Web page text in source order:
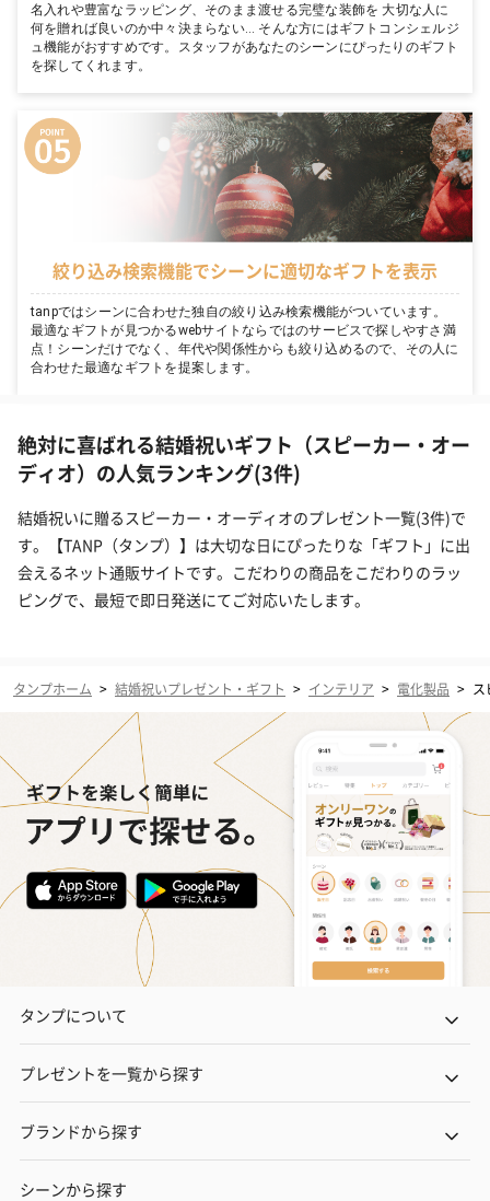
名入れや豊富なラッピング、そのまま渡せる完璧な装飾を 大切な人に
何を贈れば良いのか中々決まらない… そんな方にはギフトコンシェルジ
ュ機能がおすすめです。スタッフがあなたのシーンにぴったりのギフト
を探してくれます。
絞り込み検索機能でシーンに適切なギフトを表示
tanpではシーンに合わせた独自の絞り込み検索機能がついています。
最適なギフトが見つかるwebサイトならではのサービスで探しやすさ満
点！シーンだけでなく、年代や関係性からも絞り込めるので、その人に
合わせた最適なギフトを提案します。
絶対に喜ばれる結婚祝いギフト（スピーカー・オー
ディオ）の人気ランキング(3件)
結婚祝いに贈るスピーカー・オーディオのプレゼント一覧(3件)で
す。【TANP（タンプ）】は大切な日にぴったりな「ギフト」に出
会えるネット通販サイトです。こだわりの商品をこだわりのラッ
ピングで、最短で即日発送にてご対応いたします。
タンプホーム > 結婚祝いプレゼント・ギフト > インテリア > 電化製品 >
タンプについて
プレゼントを一覧から探す
ブランドから探す
シーンから探す